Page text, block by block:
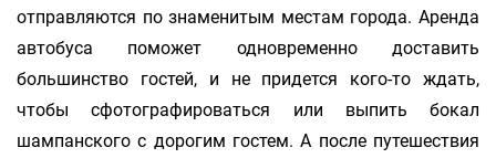
отправляются по знаменитым местам города. Аренда
автобуса поможет одновременно доставить
большинство гостей, и не придется кого-то ждать,
чтобы сфотографироваться или выпить бокал
шампанского с дорогим гостем. А после путешествия